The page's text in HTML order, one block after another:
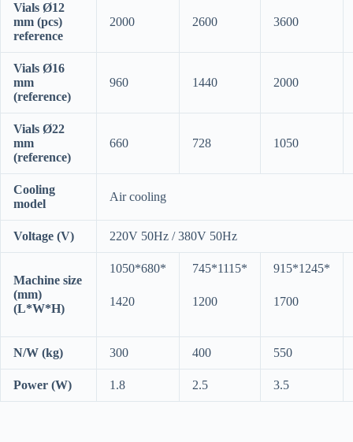
Vials Ø12
mm (pcs)
reference
2000 2600 3600
Vials Ø16
mm
(reference)
960 1440 2000
Vials Ø22
mm
(reference)
660 728 1050
Cooling
model
Air cooling
Voltage (V) 220V 50Hz / 380V 50Hz
Machine size
(mm)
(L*W*H)
1050*680*
1420
745*1115*
1200
915*1245*
1700
N/W (kg) 300 400 550
Power (W) 1.8 2.5 3.5